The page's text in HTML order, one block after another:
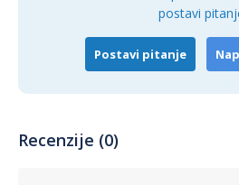
postavi
Postavi pitanje
Recenzije (0)